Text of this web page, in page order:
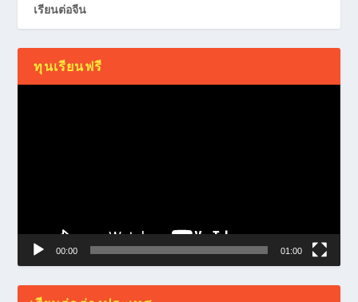
เรียนต่อจีน
ทุนเรียนฟรี
00:00 01:00